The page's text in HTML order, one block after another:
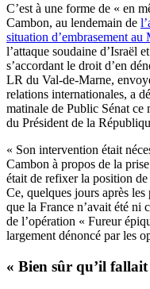
C’est à une forme de « en
Cambon, au lendemain de
situation d’embrasement
l’attaque soudaine d’Israël
s’accordant le droit d’en
LR du Val-de-Marne,
relations internationales, a
matinale de Public Sénat ce
du Président de la
« Son intervention était
Cambon à propos de la
était de refixer la position
Ce, quelques jours après
que la France n’avait été ni
de l’opération « Fureur
largement dénoncé par les
« Bien sûr qu’il